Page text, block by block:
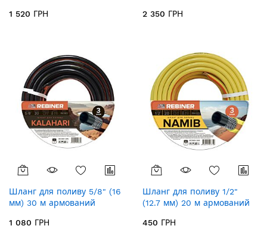
1 520 ГРН
2 350 ГРН
Шланг для поливу 5/8" (16
мм) 30 м армований
1 080 ГРН
Шланг для поливу 1/2"
(12.7 мм) 20 м армований
450 ГРН